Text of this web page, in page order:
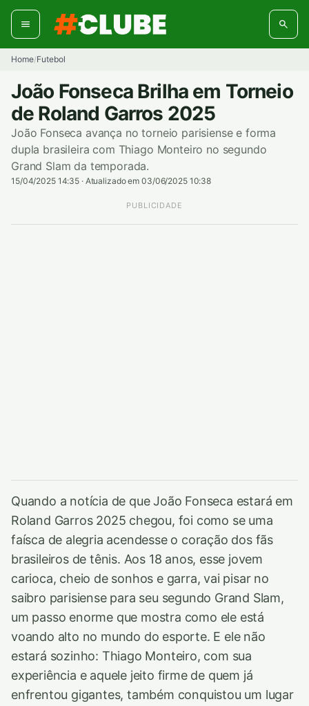
Pular
para
conteúdo
Home/Futebol
João Fonseca Brilha em Torneio
de Roland Garros 2025
João Fonseca avança no torneio parisiense e forma
dupla brasileira com Thiago Monteiro no segundo
Grand Slam da temporada.
15/04/2025 14:35 · Atualizado em 03/06/2025 10:38
PUBLICIDADE
Quando a notícia de que João Fonseca estará em
Roland Garros 2025 chegou, foi como se uma
faísca de alegria acendesse o coração dos fãs
brasileiros de tênis. Aos 18 anos, esse jovem
carioca, cheio de sonhos e garra, vai pisar no
saibro parisiense para seu segundo Grand Slam,
um passo enorme que mostra como ele está
voando alto no mundo do esporte. E ele não
estará sozinho: Thiago Monteiro, com sua
experiência e aquele jeito firme de quem já
enfrentou gigantes, também conquistou um lugar